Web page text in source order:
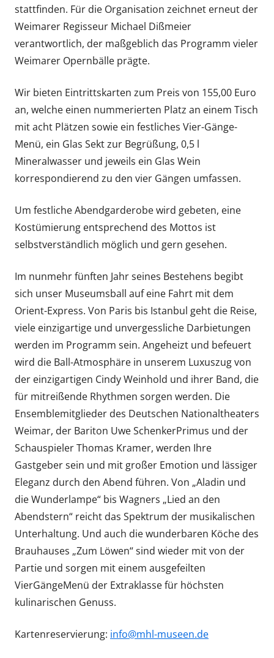
stattfinden. Für die Organisation zeichnet erneut der
Weimarer Regisseur Michael Dißmeier
verantwortlich, der maßgeblich das Programm vieler
Weimarer Opernbälle prägte.
Wir bieten Eintrittskarten zum Preis von 155,00 Euro
an, welche einen nummerierten Platz an einem Tisch
mit acht Plätzen sowie ein festliches Vier-Gänge-
Menü, ein Glas Sekt zur Begrüßung, 0,5 l
Mineralwasser und jeweils ein Glas Wein
korrespondierend zu den vier Gängen umfassen.
Um festliche Abendgarderobe wird gebeten, eine
Kostümierung entsprechend des Mottos ist
selbstverständlich möglich und gern gesehen.
Im nunmehr fünften Jahr seines Bestehens begibt
sich unser Museumsball auf eine Fahrt mit dem
Orient-­Express. Von Paris bis Istanbul geht die Reise,
viele einzigartige und unvergessliche Darbietungen
werden im Programm sein. Angeheizt und befeuert
wird die Ball-­Atmosphäre in unserem Luxuszug von
der einzigartigen Cindy Weinhold und ihrer Band, die
für mitreißende Rhythmen sorgen werden. Die
Ensemblemitglieder des Deutschen Nationaltheaters
Weimar, der Bariton Uwe Schenker­Primus und der
Schau­spieler Thomas Kramer, werden Ihre
Gastgeber sein und mit großer Emotion und lässiger
Eleganz durch den Abend führen. Von „Aladin und
die Wunderlampe“ bis Wagners „Lied an den
Abendstern“ reicht das Spektrum der musikalischen
Unter­haltung. Und auch die wunderbaren Köche des
Brauhauses „Zum Löwen“ sind wieder mit von der
Partie und sorgen mit einem ausgefeilten
Vier­Gänge­Menü der Extraklasse für höchsten
kulinarischen Genuss.
Kartenreservierung: info@mhl-museen.de